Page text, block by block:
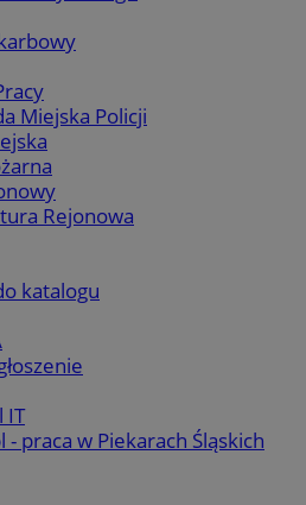
Miejska Policji
Rejonowa
katalogu
IT
- praca w Piekarach Śląskich